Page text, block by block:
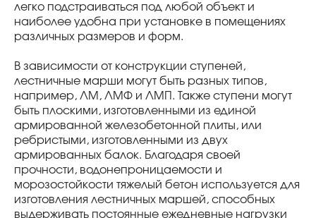
легко подстраиваться под любой объект и
наиболее удобна при установке в помещениях
различных размеров и форм.
В зависимости от конструкции ступеней,
лестничные марши могут быть разных типов,
например, ЛМ, ЛМФ и ЛМП. Также ступени могут
быть плоскими, изготовленными из единой
армированной железобетонной плиты, или
ребристыми, изготовленными из двух
армированных балок. Благодаря своей
прочности, водонепроницаемости и
морозостойкости тяжелый бетон используется для
изготовления лестничных маршей, способных
выдерживать постоянные ежедневные нагрузки